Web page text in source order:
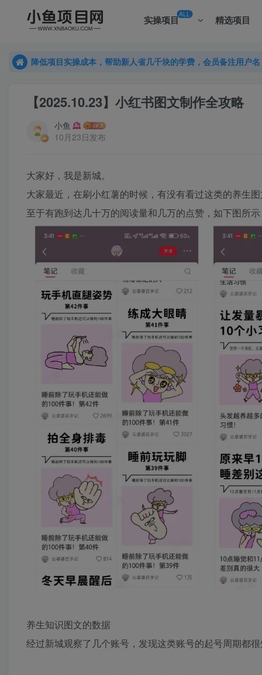
实操项目ALL 精选项目
降低项目实操成本，帮助新人省几千块的学费，会员备注用户
降低项目实操成本，帮助新人省几千块的学费，会员备注用户
【2025.10.23】小红书图文制作全攻略
小鱼
10月23日发布
大家好，我是新城。​
大家最近，在刷小红薯的时候，有没有看过这类的养生
至于有跑到达几十万的阅读量和几万的点赞，如下图所
养生知识图文的数据​
经过新城观察了几个账号，发现这类账号的起号周期都